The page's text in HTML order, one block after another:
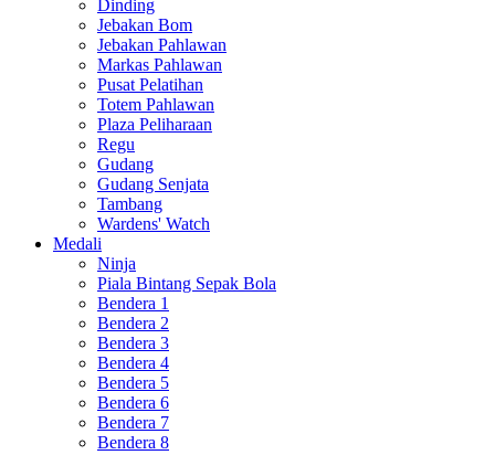
Dinding
Jebakan Bom
Jebakan Pahlawan
Markas Pahlawan
Pusat Pelatihan
Totem Pahlawan
Plaza Peliharaan
Regu
Gudang
Gudang Senjata
Tambang
Wardens' Watch
Medali
Ninja
Piala Bintang Sepak Bola
Bendera 1
Bendera 2
Bendera 3
Bendera 4
Bendera 5
Bendera 6
Bendera 7
Bendera 8